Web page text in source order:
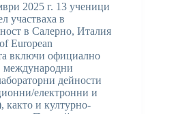
2025 г. 13 ученици
участваха в
в Салерно, Италия
European
включи официално
международни
дейности
електронни и
както и културно-